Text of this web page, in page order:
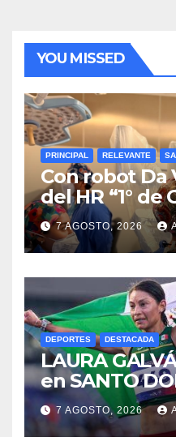
YOU MISSED
PRINCIPAL RELEVANTE
Con robot Da
del HR “1° de
ISSSTE
paciente de
7 AGOSTO, 2026
DEPORTES DESTACADA
LAURA
en SANTO
dedica
fallecidos
7 AGOSTO, 2026